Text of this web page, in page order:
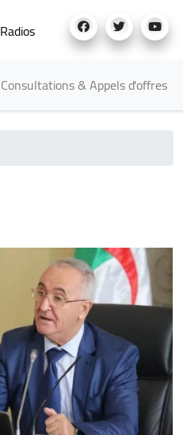
Radios
Consultations & Appels d'offres